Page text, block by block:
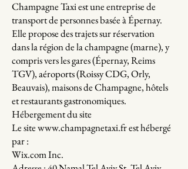
Champagne Taxi est une entreprise de
transport de personnes basée à Épernay.
Elle propose des trajets sur réservation
dans la région de la champagne (marne), y
compris vers les gares (Épernay, Reims
TGV), aéroports (Roissy CDG, Orly,
Beauvais), maisons de Champagne, hôtels
et restaurants gastronomiques.
Hébergement du site
Le site www.champagnetaxi.fr est hébergé
par :
Wix.com Inc.